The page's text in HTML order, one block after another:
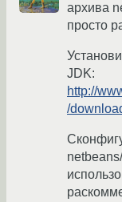
архива
просто
JDK:
http://
/